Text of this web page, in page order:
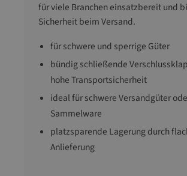
für viele Branchen einsatzbereit und
Sicherheit beim Versand.
für schwere und sperrige Güter
bündig schließende
hohe Transportsicherheit
ideal für schwere Versandgüter
Sammelware
platzsparende Lagerung durch
Anlieferung